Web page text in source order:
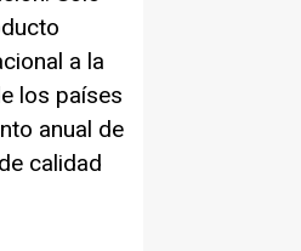
a la
los países
anual de
calidad